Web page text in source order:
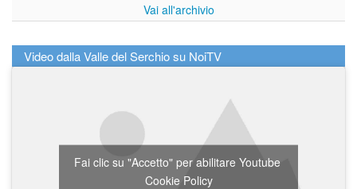
Vai all'archivio
Video dalla Valle del Serchio su NoiTV
Fai clic su "Accetto" per abilitare Youtube
Cookie Policy